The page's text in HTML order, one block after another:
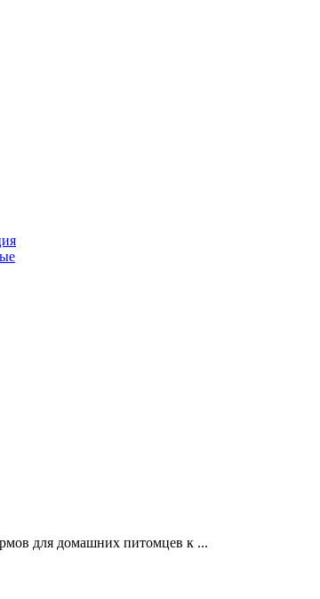
для домашних питомцев к ...